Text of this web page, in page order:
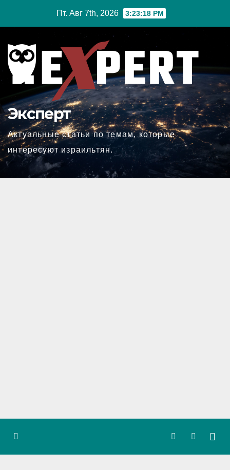
Пт. Авг 7th, 2026 3:23:19 PM
Эксперт
Актуальные статьи по темам, которые
интересуют израильтян.